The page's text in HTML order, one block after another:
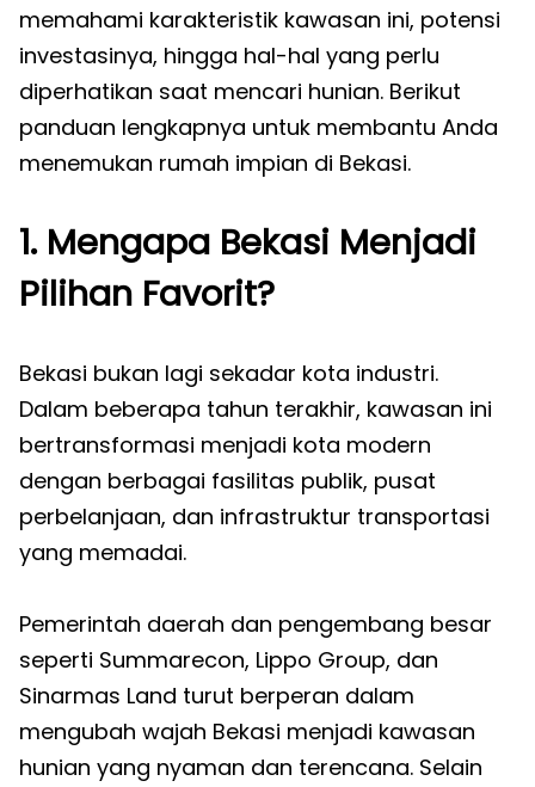
memahami karakteristik kawasan ini, potensi
investasinya, hingga hal-hal yang perlu
diperhatikan saat mencari hunian. Berikut
panduan lengkapnya untuk membantu Anda
menemukan rumah impian di Bekasi.
1. Mengapa Bekasi Menjadi
Pilihan Favorit?
Bekasi bukan lagi sekadar kota industri.
Dalam beberapa tahun terakhir, kawasan ini
bertransformasi menjadi kota modern
dengan berbagai fasilitas publik, pusat
perbelanjaan, dan infrastruktur transportasi
yang memadai.
Pemerintah daerah dan pengembang besar
seperti Summarecon, Lippo Group, dan
Sinarmas Land turut berperan dalam
mengubah wajah Bekasi menjadi kawasan
hunian yang nyaman dan terencana. Selain